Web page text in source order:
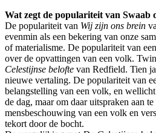
Wat zegt de populariteit van Swaab
De populariteit van Wij zijn ons brein
evenmin als een bekering van onze
of materialisme. De populariteit van
over de opvattingen van een volk.
Celestijnse belofte van Redfield. Tien
nieuwe vertaling. De populariteit van
belangstelling van een volk, en
de dag, maar om daar uitspraken aan
mensbeschouwing van een volk en
tekort door de bocht.